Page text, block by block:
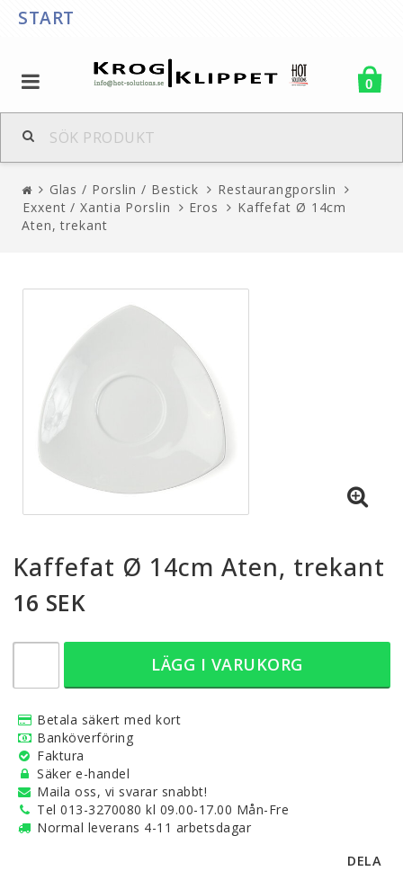
START
0
Glas / Porslin / Bestick
Restaurangporslin
Exxent / Xantia Porslin
Eros
Kaffefat Ø 14cm
Aten, trekant
Kaffefat Ø 14cm Aten, trekant
16 SEK
LÄGG I VARUKORG
Betala säkert med kort
Banköverföring
Faktura
Säker e-handel
Maila oss, vi svarar snabbt!
Tel 013-3270080 kl 09.00-17.00 Mån-Fre
Normal leverans 4-11 arbetsdagar
DELA